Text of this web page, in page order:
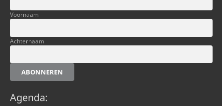
Voornaam
Achternaam
ABONNEREN
Agenda: